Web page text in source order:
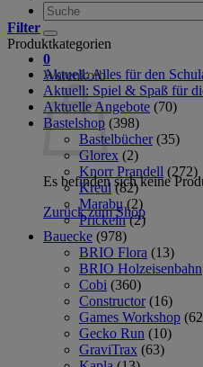
Suche
nach:
0
Warenkorb
Es befinden sich keine
Zurück zum Shop
Filter
Produktkategorien
Aktuell: Alles für den
Aktuell: Spiel & Spaß für
Aktuelle Angebote (70)
Bastelshop (398)
Bastelbücher (35)
Glorex (2)
Knorr Prandell (272)
Kreul (82)
Marabu (2)
Prickeln (2)
Bauecke (978)
BRIO Flora (13)
BRIO Holzeisenbahn
Cobi (360)
Constructor (16)
Games Workshop
Gecko Run (10)
GraviTrax (63)